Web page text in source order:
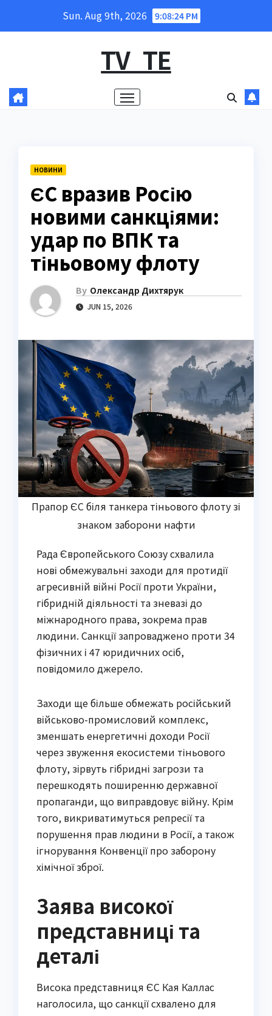
Sun. Aug 9th, 2026 9:08:25 PM
TV_TE
НОВИНИ
ЄС вразив Росію
новими санкціями:
удар по ВПК та
тіньовому флоту
By Олександр Дихтярук
JUN 15, 2026
Прапор ЄС біля танкера тіньового флоту зі
знаком заборони нафти
Рада Європейського Союзу схвалила
нові обмежувальні заходи для протидії
агресивній війні Росії проти України,
гібридній діяльності та зневазі до
міжнародного права, зокрема прав
людини. Санкції запроваджено проти 34
фізичних і 47 юридичних осіб,
повідомило джерело.
Заходи ще більше обмежать російський
військово-промисловий комплекс,
зменшать енергетичні доходи Росії
через звуження екосистеми тіньового
флоту, зірвуть гібридні загрози та
перешкодять поширенню державної
пропаганди, що виправдовує війну. Крім
того, викриватимуться репресії та
порушення прав людини в Росії, а також
ігнорування Конвенції про заборону
хімічної зброї.
Заява високої
представниці та
деталі
Висока представниця ЄС Кая Каллас
наголосила, що санкції схвалено для